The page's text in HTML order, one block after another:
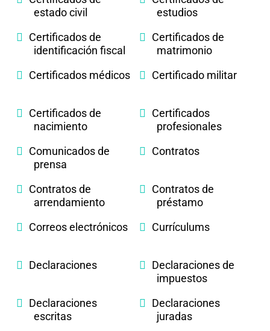
estado civil
estudios
Certificados de
identificación fiscal
Certificados de
matrimonio
Certificados médicos
Certificado militar
Certificados de
nacimiento
Certificados
profesionales
Comunicados de
prensa
Contratos
Contratos de
arrendamiento
Contratos de
préstamo
Correos electrónicos
Currículums
Declaraciones
Declaraciones de
impuestos
Declaraciones
escritas
Declaraciones
juradas